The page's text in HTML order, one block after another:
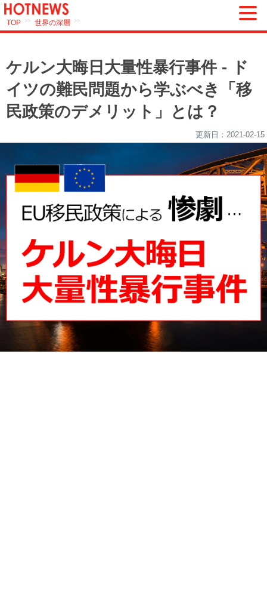
TOP >> 世界の深層 >>
ケルン大晦日大量性暴行事件 - ド
イツの難民問題から学ぶべき「移
民政策のデメリット」とは？
更新日：2021-02-15